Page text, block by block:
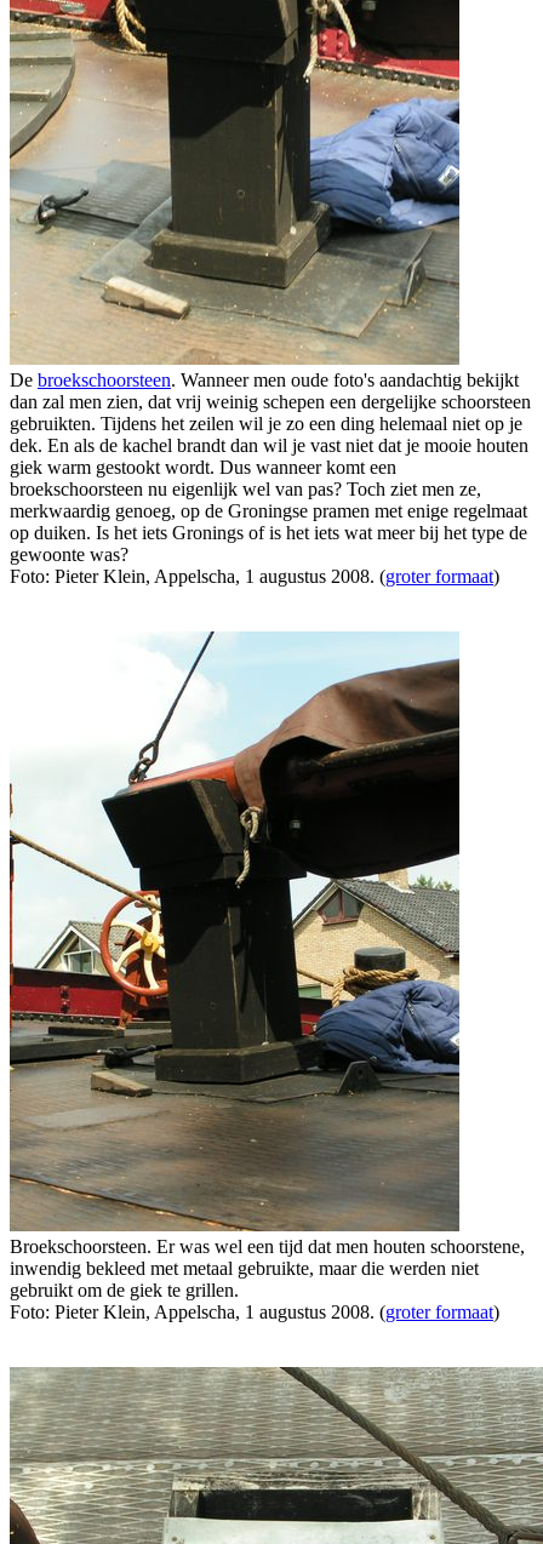
De broekschoorsteen. Wanneer men oude foto's aandachtig bekijkt
dan zal men zien, dat vrij weinig schepen een dergelijke schoorsteen
gebruikten. Tijdens het zeilen wil je zo een ding helemaal niet op je
dek. En als de kachel brandt dan wil je vast niet dat je mooie houten
giek warm gestookt wordt. Dus wanneer komt een
broekschoorsteen nu eigenlijk wel van pas? Toch ziet men ze,
merkwaardig genoeg, op de Groningse pramen met enige regelmaat
op duiken. Is het iets Gronings of is het iets wat meer bij het type de
gewoonte was?
Foto: Pieter Klein, Appelscha, 1 augustus 2008. (groter formaat)
Broekschoorsteen. Er was wel een tijd dat men houten schoorstene,
inwendig bekleed met metaal gebruikte, maar die werden niet
gebruikt om de giek te grillen.
Foto: Pieter Klein, Appelscha, 1 augustus 2008. (groter formaat)